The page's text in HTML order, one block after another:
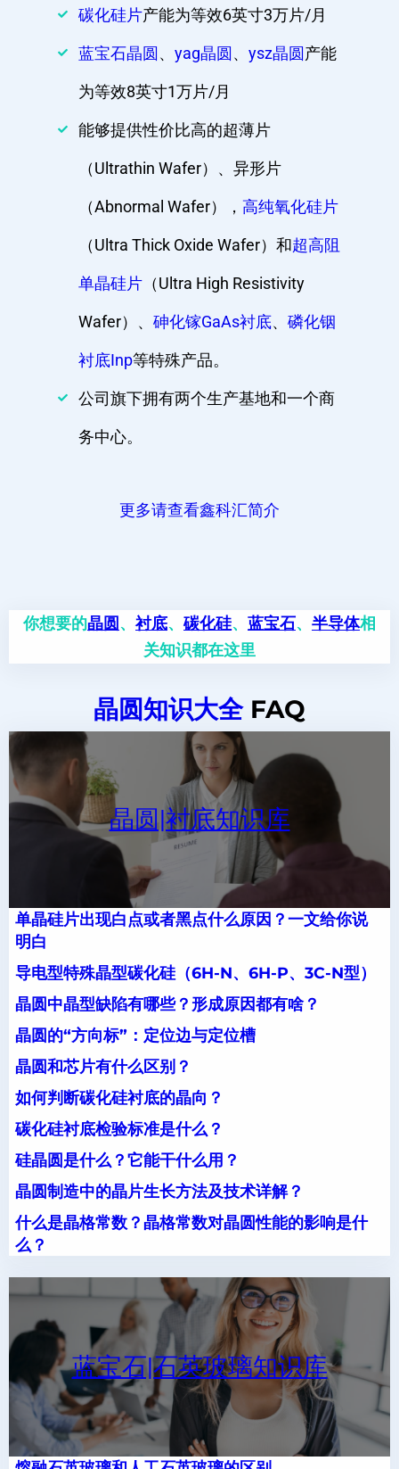
碳化硅片产能为等效6英寸3万片/月
蓝宝石晶圆 、 yag晶圆 、 ysz晶圆 产能
为等效8英寸1万片/月
能够提供性价比高的超薄片
（Ultrathin Wafer）、异形片
（Abnormal Wafer）， 高纯氧化硅片
（Ultra Thick Oxide Wafer）和超高阻
单晶硅片 （Ultra High Resistivity
Wafer）、 砷化镓GaAs衬底、 磷化铟
衬底Inp等特殊产品。
公司旗下拥有两个生产基地和一个商
务中心。
更多请查看鑫科汇简介
你想要的晶圆 、衬底、 碳化硅、 蓝宝石、 半导体相
关知识都在这里
晶圆知识大全FAQ
晶圆|衬底知识库
单晶硅片出现白点或者黑点什么原因？一文给你说
明白
导电型特殊晶型碳化硅（6H-N、6H-P、3C-N型）
晶圆中晶型缺陷有哪些？形成原因都有啥？
晶圆的“方向标”：定位边与定位槽
晶圆和芯片有什么区别？
如何判断碳化硅衬底的晶向？
碳化硅衬底检验标准是什么？
硅晶圆是什么？它能干什么用？
晶圆制造中的晶片生长方法及技术详解？
什么是晶格常数？晶格常数对晶圆性能的影响是什
么？
蓝宝石|石英玻璃知识库